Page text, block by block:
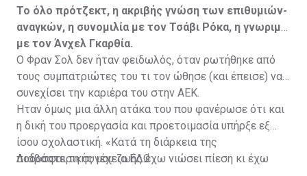
Το όλο πρότζεκτ, η ακριβής γνώση των επιθυμιών-
αναγκών, η συνομιλία με τον Τσάβι Ρόκα, η γνωριμία
με τον Άνχελ Γκαρθία.
Ο Φραν Σολ δεν ήταν φειδωλός, όταν ρωτήθηκε από
τους συμπατριώτες του τι τον ώθησε (και έπεισε) να
συνεχίσει την καριέρα του στην ΑΕΚ.
Ήταν όμως μια άλλη ατάκα του που φανέρωσε ότι και
η δική του προεργασία και προετοιμασία υπήρξε εξ
ίσου σχολαστική. «Κατά τη διάρκεια της
ποδοσφαιρικής μου ζωής έχω νιώσει πίεση κι έχω
Διαβάστε τη συνέχειαΕΔΩ